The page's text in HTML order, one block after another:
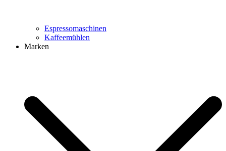
Espressomaschinen
Kaffeemühlen
Marken